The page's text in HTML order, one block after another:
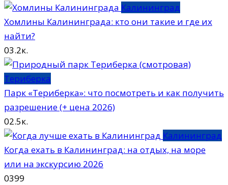
Калининград
Хомлины Калининграда: кто они такие и где их
найти?
03.2к.
Териберка
Парк «Териберка»: что посмотреть и как получить
разрешение (+ цена 2026)
02.5к.
Калининград
Когда ехать в Калининград: на отдых, на море
или на экскурсию 2026
0399